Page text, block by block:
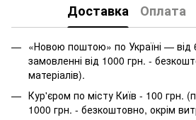
Доставка Оплата
«Новою поштою» по Україні — від
замовленні від 1000 грн. -
матеріалів).
Кур'єром по місту Київ - 100 грн.
1000 грн. - безкоштовно, окрім